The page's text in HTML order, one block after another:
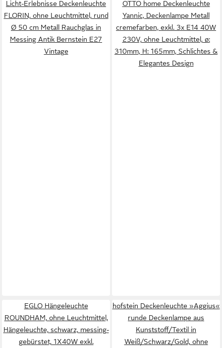
Licht-Erlebnisse Deckenleuchte
FLORIN, ohne Leuchtmittel, rund
Ø 50 cm Metall Rauchglas in
Messing Antik Bernstein E27
Vintage
OTTO home Deckenleuchte
Yannic, Deckenlampe Metall
cremefarben, exkl. 3x E14 40W
230V, ohne Leuchtmittel, ø:
310mm, H: 165mm, Schlichtes &
Elegantes Design
EGLO Hängeleuchte
ROUNDHAM, ohne Leuchtmittel,
Hängeleuchte, schwarz, messing-
gebürstet, 1X40W exkl.
hofstein Deckenleuchte »Aggius«
runde Deckenlampe aus
Kunststoff/Textil in
Weiß/Schwarz/Gold, ohne